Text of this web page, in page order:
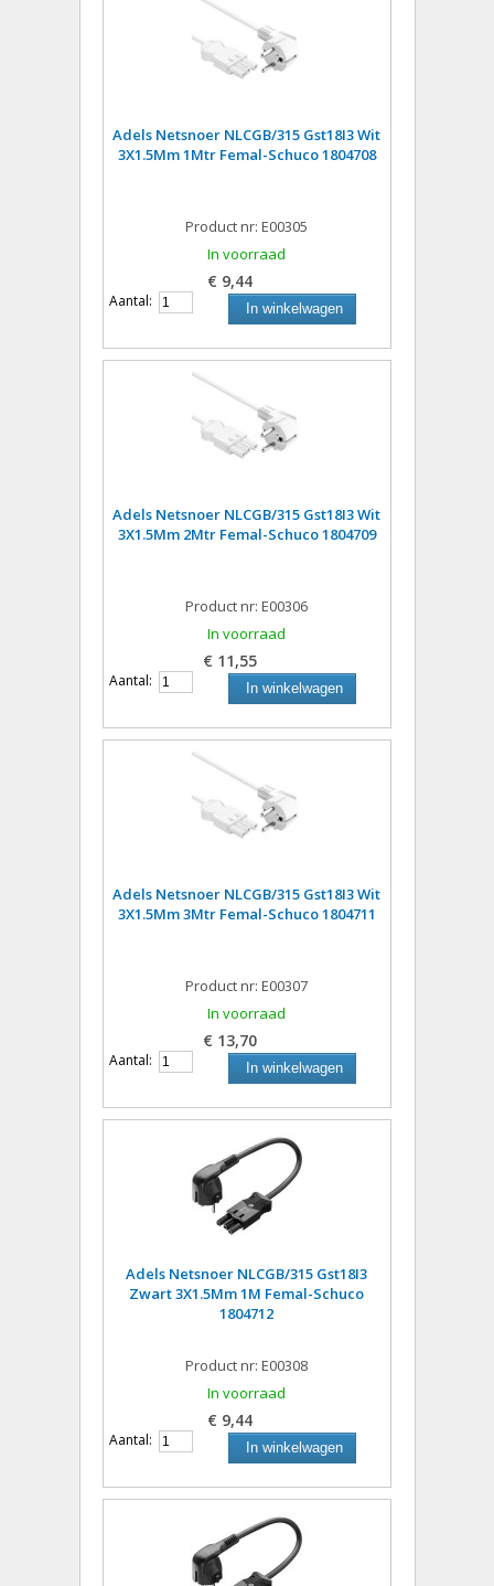
Adels Netsnoer NLCGB/315 Gst18I3 Wit
3X1.5Mm 1Mtr Femal-Schuco 1804708
Product nr: E00305
In voorraad
€ 9,44
Aantal: In winkelwagen
Adels Netsnoer NLCGB/315 Gst18I3 Wit
3X1.5Mm 2Mtr Femal-Schuco 1804709
Product nr: E00306
In voorraad
€ 11,55
Aantal: In winkelwagen
Adels Netsnoer NLCGB/315 Gst18I3 Wit
3X1.5Mm 3Mtr Femal-Schuco 1804711
Product nr: E00307
In voorraad
€ 13,70
Aantal: In winkelwagen
Adels Netsnoer NLCGB/315 Gst18I3
Zwart 3X1.5Mm 1M Femal-Schuco
1804712
Product nr: E00308
In voorraad
€ 9,44
Aantal: In winkelwagen